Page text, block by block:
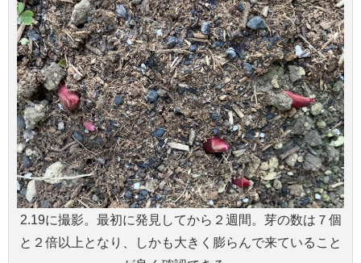
2.19に撮影。最初に発見してから２週間。芽の数は７個
と２倍以上となり、しかも大きく膨らんで来ていること